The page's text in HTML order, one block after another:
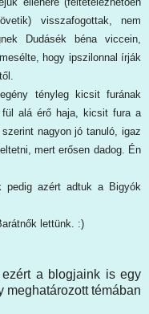
visszafogottak, nem
Dudásék béna viccein,
hogy ipszilonnal írják
tényleg kicsit furának
alá érő haja, kicsit fura a
nagyon jó tanuló, igaz
mert erősen dadog. Én
pedig azért adtuk a Bigyók
lettünk. :)
a blogjaink is egy
meghatározott témában